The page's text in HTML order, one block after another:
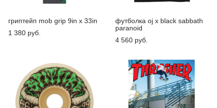
гриптейп mob grip 9in x 33in
1 380 pуб.
футболка oj x black sabbath
paranoid
4 560 pуб.